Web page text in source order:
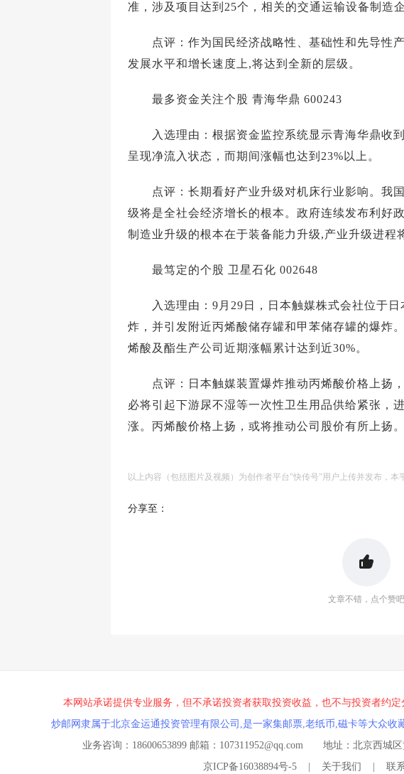
准，涉及项目达到25个，相关的交通运输设备制造
点评：作为国民经济战略性、基础性和先导性产
发展水平和增长速度上,将达到全新的层级。
最多资金关注个股 青海华鼎 600243
入选理由：根据资金监控系统显示青海华鼎收到
呈现净流入状态，而期间涨幅也达到23%以上。
点评：长期看好产业升级对机床行业影响。我
级将是全社会经济增长的根本。政府连续发布利好
制造业升级的根本在于装备能力升级,产业升级进程
最笃定的个股 卫星石化 002648
入选理由：9月29日，日本触媒株式会社位于日
炸，并引发附近丙烯酸储存罐和甲苯储存罐的爆炸
烯酸及酯生产公司近期涨幅累计达到近30%。
点评：日本触媒装置爆炸推动丙烯酸价格上扬，
必将引起下游尿不湿等一次性卫生用品供给紧张，
涨。丙烯酸价格上扬，或将推动公司股价有所上扬。
以上内容（包括图片及视频）为创作者平台"快传号"用户上传并发布，本
分享至：
文章不错，点个赞吧
本网站承诺提供专业服务，但不承诺投资者获取投资收益，也不与投资者约
炒邮网隶属于北京金运通投资管理有限公司,是一家集邮票,老纸币,磁卡等大众
业务咨询：18600653899 邮箱：107311952@qq.com 地址：北京西城
京ICP备16038894号-5
关于我们 联